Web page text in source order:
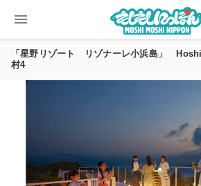
menu
「星野リゾート リゾナーレ小浜島」
村4